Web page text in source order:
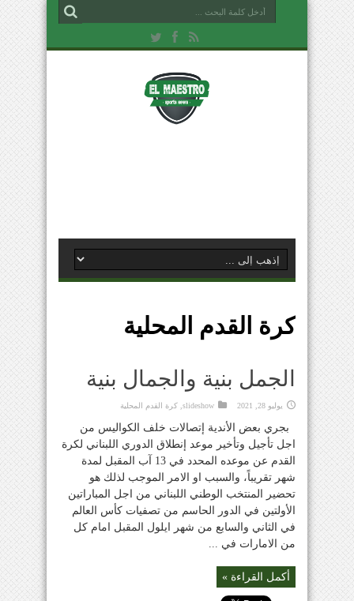
كرة القدم المحلية
الجمل بنية والجمال بنية
يوليو 28, 2021 slideshow كرة القدم المحلية
بجري بعض الأندية إتصالات خلف الكواليس من
اجل تأجيل وتأخير موعد إنطلاق الدوري اللبناني لكرة
القدم عن موعده المحدد في 13 آب المقبل لمدة
شهر تقريباً، والسبب او الامر الموجب لذلك هو
تحضير المنتخب الوطني اللبناني من اجل المباراتين
الأولتين في الدور الحاسم من تصفيات كأس العالم
في الثاني والسابع من شهر ايلول المقبل امام كل
من الامارات في ...
أكمل القراءة »